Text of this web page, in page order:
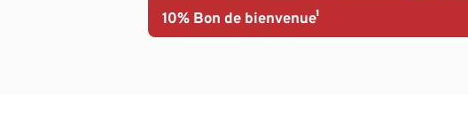
10% Bon de bienvenue¹